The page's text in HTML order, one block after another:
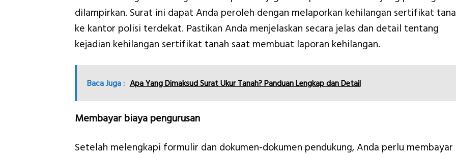
dilampirkan. Surat ini dapat Anda peroleh dengan melaporkan kehilangan sertifikat
ke kantor polisi terdekat. Pastikan Anda menjelaskan secara jelas dan detail tentang
kejadian kehilangan sertifikat tanah saat membuat laporan kehilangan.
Baca Juga : Apa Yang Dimaksud Surat Ukur Tanah? Panduan Lengkap dan Detail
Membayar biaya pengurusan
Setelah melengkapi formulir dan dokumen-dokumen pendukung, Anda perlu membayar